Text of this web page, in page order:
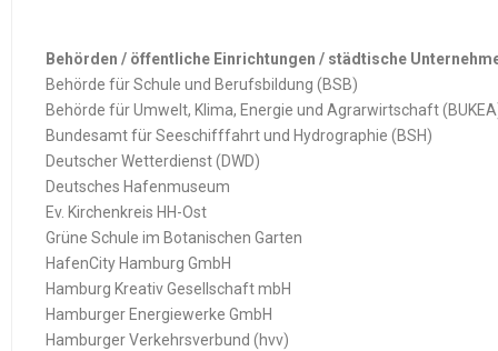
Behörden / öffentliche Einrichtungen / städtische
Behörde für Schule und Berufsbildung (BSB)
Behörde für Umwelt, Klima, Energie und Agrarwirtschaft
Bundesamt für Seeschifffahrt und Hydrographie (BSH)
Deutscher Wetterdienst (DWD)
Deutsches Hafenmuseum
Ev. Kirchenkreis HH-Ost
Grüne Schule im Botanischen Garten
HafenCity Hamburg GmbH
Hamburg Kreativ Gesellschaft mbH
Hamburger Energiewerke GmbH
Hamburger Verkehrsverbund (hvv)